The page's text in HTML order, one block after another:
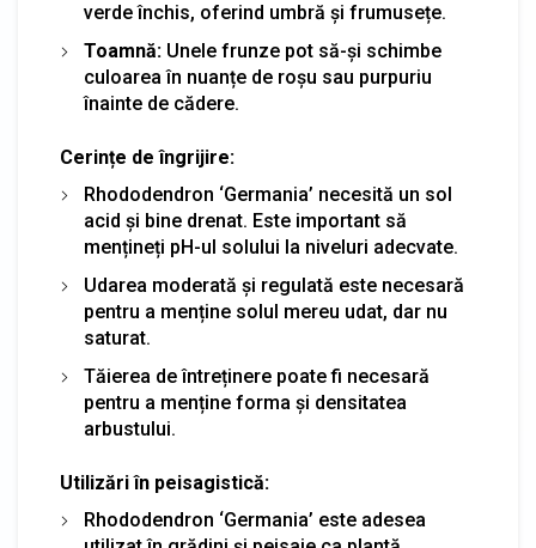
verde închis, oferind umbră și frumusețe.
Toamnă: Unele frunze pot să-și schimbe
culoarea în nuanțe de roșu sau purpuriu
înainte de cădere.
Cerințe de îngrijire:
Rhododendron ‘Germania’ necesită un sol
acid și bine drenat. Este important să
mențineți pH-ul solului la niveluri adecvate.
Udarea moderată și regulată este necesară
pentru a menține solul mereu udat, dar nu
saturat.
Tăierea de întreținere poate fi necesară
pentru a menține forma și densitatea
arbustului.
Utilizări în peisagistică:
Rhododendron ‘Germania’ este adesea